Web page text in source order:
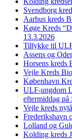
Svendborg
Aarhus kreds
Køge Kreds
13.3.2026
Tillykke til
Assens og
Horsens kreds
Vejle Kreds
København
ULF-ungdom
eftermiddag på
Vejle kreds
Frederikshavn
Lolland og
Kolding kreds